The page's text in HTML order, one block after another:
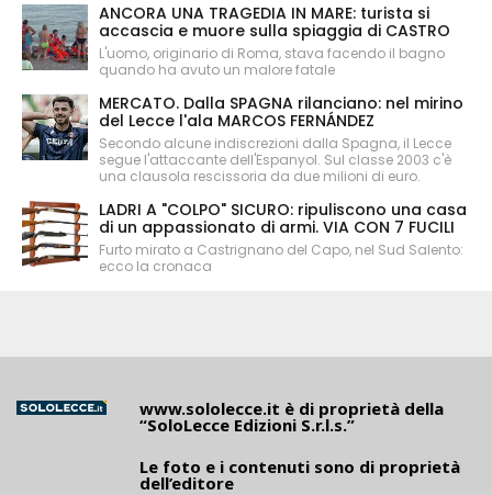
ANCORA UNA TRAGEDIA IN MARE: turista si
accascia e muore sulla spiaggia di CASTRO
L'uomo, originario di Roma, stava facendo il bagno
quando ha avuto un malore fatale
MERCATO. Dalla SPAGNA rilanciano: nel mirino
del Lecce l'ala MARCOS FERNÁNDEZ
Secondo alcune indiscrezioni dalla Spagna, il Lecce
segue l'attaccante dell'Espanyol. Sul classe 2003 c'è
una clausola rescissoria da due milioni di euro.
LADRI A "COLPO" SICURO: ripuliscono una casa
di un appassionato di armi. VIA CON 7 FUCILI
Furto mirato a Castrignano del Capo, nel Sud Salento:
ecco la cronaca
www.sololecce.it è di proprietà della
“SoloLecce Edizioni S.r.l.s.”
Le foto e i contenuti sono di proprietà
dell’editore